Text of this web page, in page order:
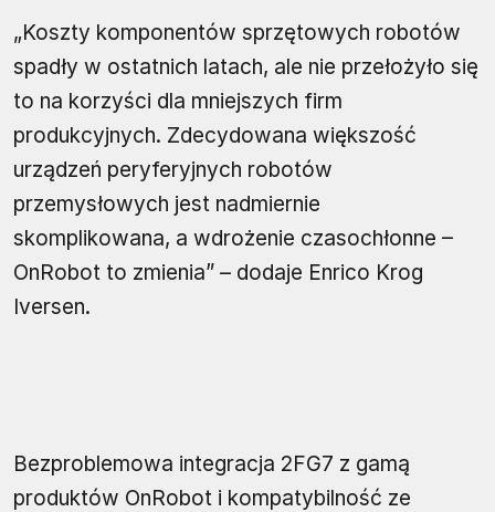
„Koszty komponentów sprzętowych robotów
spadły w ostatnich latach, ale nie przełożyło się
to na korzyści dla mniejszych firm
produkcyjnych. Zdecydowana większość
urządzeń peryferyjnych robotów
przemysłowych jest nadmiernie
skomplikowana, a wdrożenie czasochłonne –
OnRobot to zmienia” – dodaje Enrico Krog
Iversen.
Bezproblemowa integracja 2FG7 z gamą
produktów OnRobot i kompatybilność ze